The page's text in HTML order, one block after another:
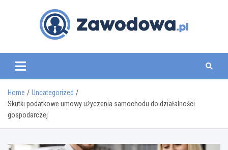
zawodowa.pl
Home
Uncategorized
Skutki podatkowe umowy użyczenia samochodu do działalności
gospodarczej